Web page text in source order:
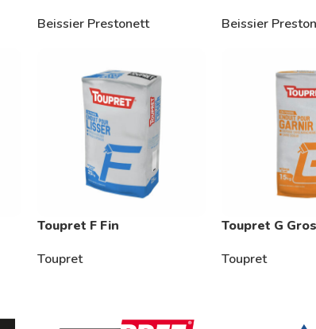
Beissier Prestonett
Beissier
Toupret F Fin
Toupret
Toupret G
Toupret